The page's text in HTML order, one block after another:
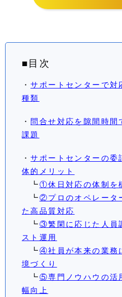
■目次
・サポートセンターで対
種類
・ 問合せ対応を隙間時間
課題
・サポートセンターの委
体的メリット
┗①休日対応の体制を
┗②プロのオペレータ
た高品質対応
┗③繁閑に応じた人員
スト運用
┗④社員が本来の業務
境づくり
┗⑤専門ノウハウの活
幅向上